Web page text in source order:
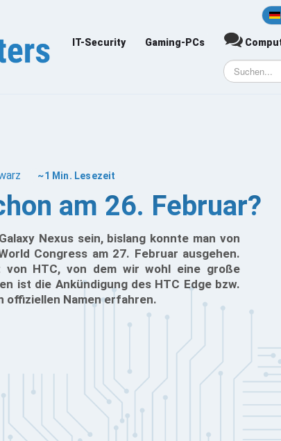
IT-Security Gaming-PCs
~1 Min. Lesezeit
am 26. Februar?
Nexus sein, bislang konnte man von
Congress am 27. Februar ausgehen.
HTC, von dem wir wohl eine große
ist die Ankündigung des HTC Edge bzw.
offiziellen Namen erfahren.